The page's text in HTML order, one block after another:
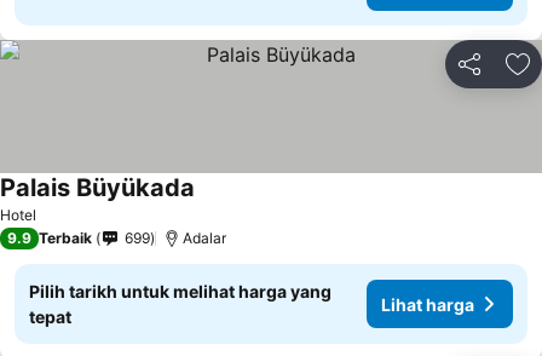
Kongsi
Hotel
Palais Büyükada
9.9 Terbaik 699 Adalar
Pilih tarikh untuk melihat harga yang
tepat
Lihat harga